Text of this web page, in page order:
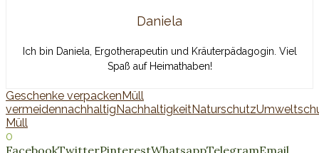
Daniela
Ich bin Daniela, Ergotherapeutin und Kräuterpädagogin. Viel
Spaß auf Heimathaben!
Geschenke verpacken Müll
vermeidennachhaltig NachhaltigkeitNaturschutz
Müll
0